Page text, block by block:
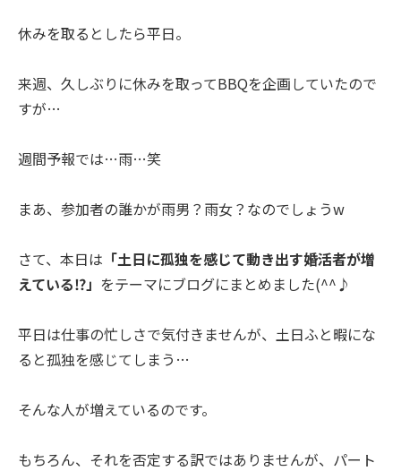
休みを取るとしたら平日。
来週、久しぶりに休みを取ってBBQを企画していたので
すが…
週間予報では…雨…笑
まあ、参加者の誰かが雨男？雨女？なのでしょうw
さて、本日は 「土日に孤独を感じて動き出す婚活者が増
えている⁉」 をテーマにブログにまとめました(^^♪
平日は仕事の忙しさで気付きませんが、土日ふと暇にな
ると孤独を感じてしまう…
そんな人が増えているのです。
もちろん、それを否定する訳ではありませんが、パート